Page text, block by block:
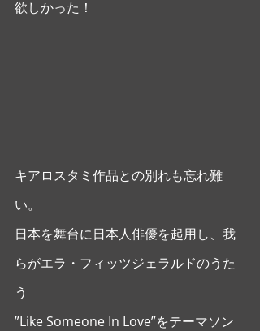
欲しかった！
キアロスタミ作品との別れも忘れ難
い。
日本を舞台に日本人俳優を起用し、我
らがエラ・フィッツジェラルドのうた
う
”Like Someone In Love”をテーマソン